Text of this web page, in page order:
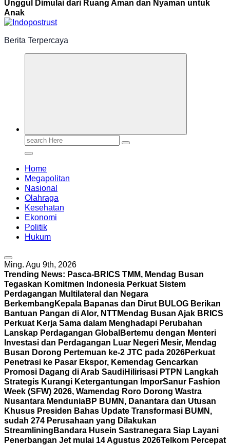
Unggul Dimulai dari Ruang Aman dan Nyaman untuk
Anak
Berita Terpercaya
Search
Home
Megapolitan
Nasional
Olahraga
Kesehatan
Ekonomi
Politik
Hukum
Ming. Agu 9th, 2026
Trending News: Pasca-BRICS TMM, Mendag Busan
Tegaskan Komitmen Indonesia Perkuat Sistem
Perdagangan Multilateral dan Negara
Berkembang Kepala Bapanas dan Dirut BULOG Berikan
Bantuan Pangan di Alor, NTTMendag Busan Ajak BRICS
Perkuat Kerja Sama dalam Menghadapi Perubahan
Lanskap Perdagangan Global Bertemu dengan Menteri
Investasi dan Perdagangan Luar Negeri Mesir, Mendag
Busan Dorong Pertemuan ke-2 JTC pada 2026Perkuat
Penetrasi ke Pasar Ekspor, Kemendag Gencarkan
Promosi Dagang di Arab SaudiHilirisasi PTPN Langkah
Strategis Kurangi Ketergantungan ImporSanur Fashion
Week (SFW) 2026, Wamendag Roro Dorong Wastra
Nusantara MenduniaBP BUMN, Danantara dan Utusan
Khusus Presiden Bahas Update Transformasi BUMN,
sudah 274 Perusahaan yang Dilakukan
Streamlining Bandara Husein Sastranegara Siap Layani
Penerbangan Jet mulai 14 Agustus 2026Telkom Percepat